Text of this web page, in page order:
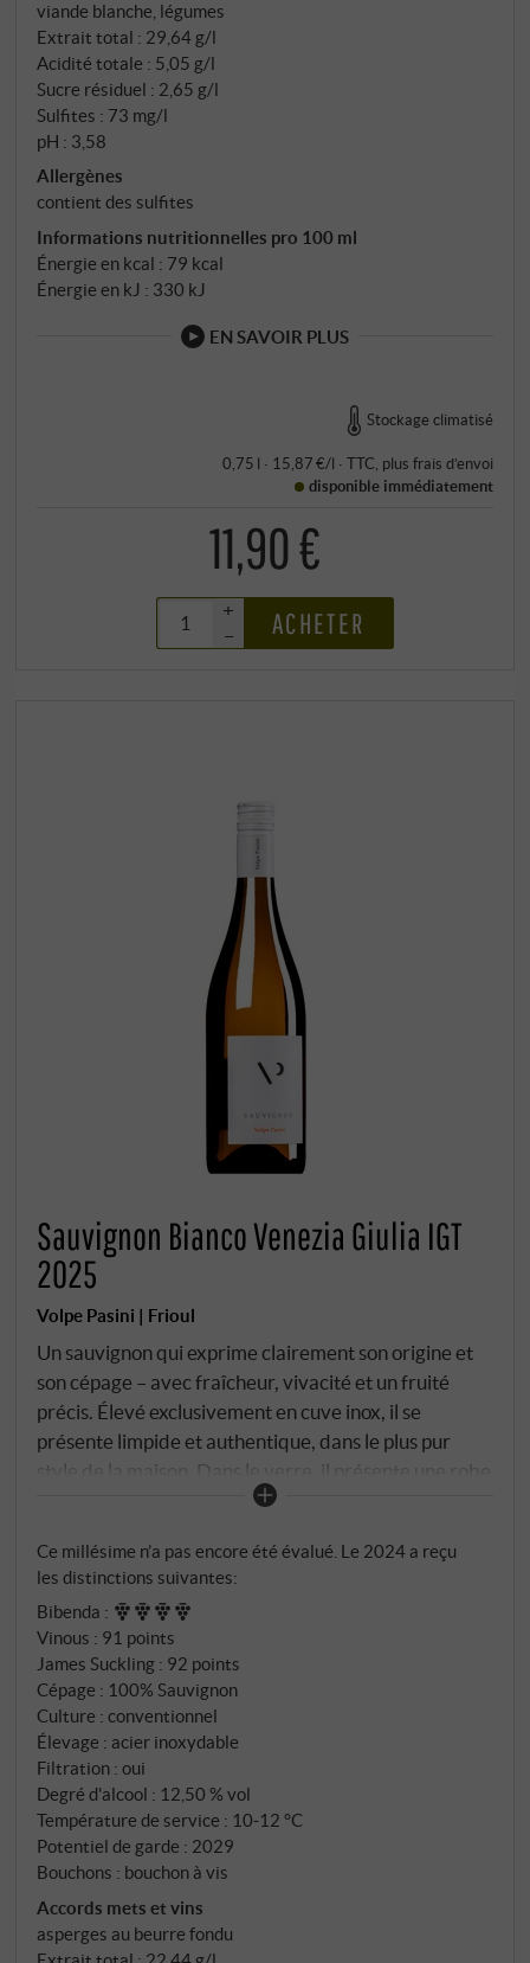
clarté fraîche et force de caractère. SUPERIORE.DE
viande blanche, légumes
Extrait total : 29,64 g/l
Acidité totale : 5,05 g/l
Sucre résiduel : 2,65 g/l
Sulfites : 73 mg/l
pH : 3,58
Allergènes
contient des sulfites
Informations nutritionnelles pro 100 ml
Énergie en kcal : 79 kcal
Énergie en kJ : 330 kJ
EN SAVOIR PLUS
Stockage climatisé
0,75 l · 15,87 €/l · TTC , plus frais d’envoi
disponible immédiatement
11,90 €
+
–
ACHETER
Sauvignon Bianco Venezia Giulia IGT
2025
Volpe Pasini | Frioul
Un sauvignon qui exprime clairement son origine et
son cépage – avec fraîcheur, vivacité et un fruité
précis. Élevé exclusivement en cuve inox, il se
présente limpide et authentique, dans le plus pur
style de la maison. Dans le verre, il présente une robe
jaune paille claire aux reflets verdâtres. Le nez est
groseille à maquereau, groseille jaune, pomme verte,
accompagnés de notes de fleur de sureau, de zeste
de citron et d’une touche de menthe. En bouche, il se
révèle vivifiant et juteux, avec une acidité vive et un
cœur minéral bien défini. Le fruit reste toujours sur le
frais, ce qui trahit clairement son origine du nord-est
du Frioul.
Ce millésime n’a pas encore été évalué. Le 2024 a reçu
les distinctions suivantes:
Bibenda :
Vinous : 91 points
James Suckling : 92 points
Cépage : 100% Sauvignon
Culture : conventionnel
Élevage : acier inoxydable
Filtration : oui
Degré d'alcool : 12,50 % vol
Température de service : 10‑12 °C
Potentiel de garde : 2029
Bouchons : bouchon à vis
Accords mets et vins
asperges au beurre fondu